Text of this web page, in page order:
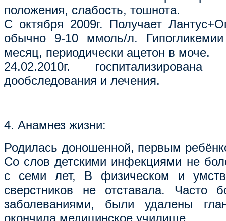
положения, слабость, тошнота.
С октября 2009г. Получает
обычно 9-10 ммоль/л.
месяц, периодически ацетон в моче.
24.02.2010г.
дообследования и лечения.
4. Анамнез жизни:
Родилась доношенной, первым
Со слов детскими инфекциями не
с семи лет, В физическом и
сверстников не отставала. Часто
заболеваниями, были удалены
окончила медицинское училище.